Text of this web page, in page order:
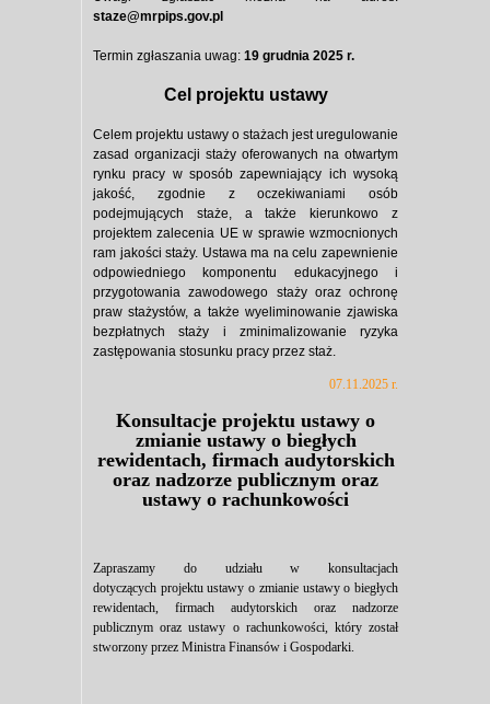
staze@mrpips.gov.pl
Termin zgłaszania uwag: 19 grudnia 2025 r.
Cel projektu ustawy
Celem projektu ustawy o stażach jest uregulowanie
zasad organizacji staży oferowanych na otwartym
rynku pracy w sposób zapewniający ich wysoką
jakość, zgodnie z oczekiwaniami osób
podejmujących staże, a także kierunkowo z
projektem zalecenia UE w sprawie wzmocnionych
ram jakości staży. Ustawa ma na celu zapewnienie
odpowiedniego komponentu edukacyjnego i
przygotowania zawodowego staży oraz ochronę
praw stażystów, a także wyeliminowanie zjawiska
bezpłatnych staży i zminimalizowanie ryzyka
zastępowania stosunku pracy przez staż.
07.11.2025 r.
Konsultacje projektu ustawy o
zmianie ustawy o biegłych
rewidentach, firmach audytorskich
oraz nadzorze publicznym oraz
ustawy o rachunkowości
Zapraszamy do udziału w konsultacjach
dotyczących projektu ustawy o zmianie ustawy o biegłych
rewidentach, firmach audytorskich oraz nadzorze
publicznym oraz ustawy o rachunkowości, który został
stworzony przez Ministra Finansów i Gospodarki.